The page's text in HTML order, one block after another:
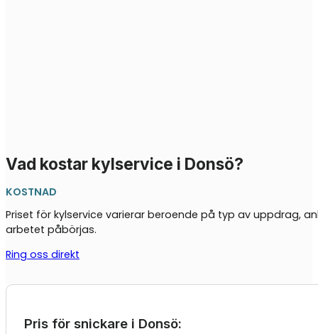
Vad kostar kylservice i Donsö?
KOSTNAD
Priset för kylservice varierar beroende på typ av uppdrag,
arbetet påbörjas.
Ring oss direkt
Pris för snickare i Donsö: